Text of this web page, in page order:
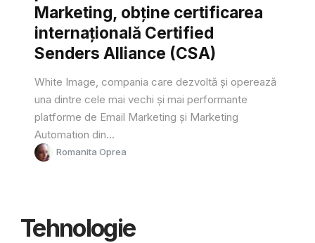
Marketing, obține certificarea
internațională Certified
Senders Alliance (CSA)
White Image, compania care dezvoltă și operează
una dintre cele mai vechi și mai performante
platforme de Email Marketing și Marketing
Automation din...
Romanita Oprea
Tehnologie